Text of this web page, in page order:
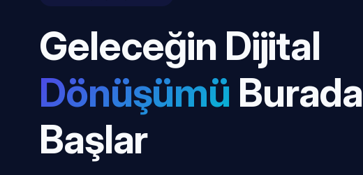
Geleceğin Dijital
Dönüşümü Burada
Başlar